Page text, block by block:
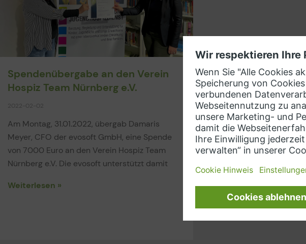
Spendenübergabe an den Verein
Hospiz Team Nürnberg e.V.
2022-02-02
Am Montag, 31.01.2022, übergab Damaris
Meyer, CFO der evosoft GmbH, eine Spende
von 7000 Euro an den Verein Hospiz Team
Nürnberg e.V. Die evosoft unterstützt damit
Weiterlesen »